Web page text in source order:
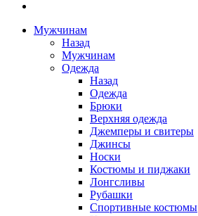
Мужчинам
Назад
Мужчинам
Одежда
Назад
Одежда
Брюки
Верхняя одежда
Джемперы и свитеры
Джинсы
Носки
Костюмы и пиджаки
Лонгсливы
Рубашки
Спортивные костюмы